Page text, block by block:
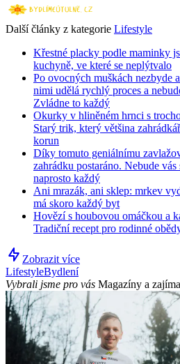
Další články z kategorie Lifestyle
Křestné placky podle maminky
kuchyně, ve které se neplýtvalo
Po ovocných muškách nezbyde
nimi udělá rychlý proces a
Zvládne to každý
Okurky v hliněném hrnci s
Starý trik, který většina
korun
Díky tomuto geniálnímu
zahrádku postaráno. Nebude
naprosto každý
Ani mrazák, ani sklep: mrkev
má skoro každý byt
Hovězí s houbovou omáčkou a
Tradiční recept pro rodinné
Zobrazit více
LifestyleBydlení
Vybrali jsme pro vás Magazíny a